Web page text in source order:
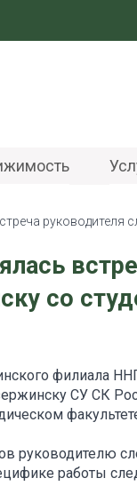
руководителя
со
филиала
СУ СК
руководителю
работы